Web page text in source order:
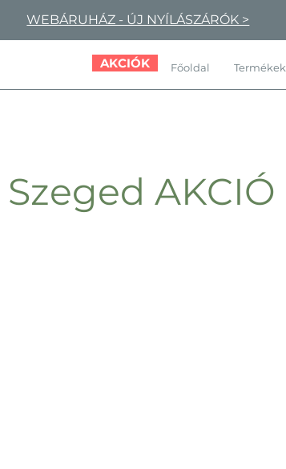
WEBÁRUHÁZ - ÚJ NYÍLÁSZÁRÓK >
AKCIÓK Főoldal Termékek
Szeged AKCIÓ